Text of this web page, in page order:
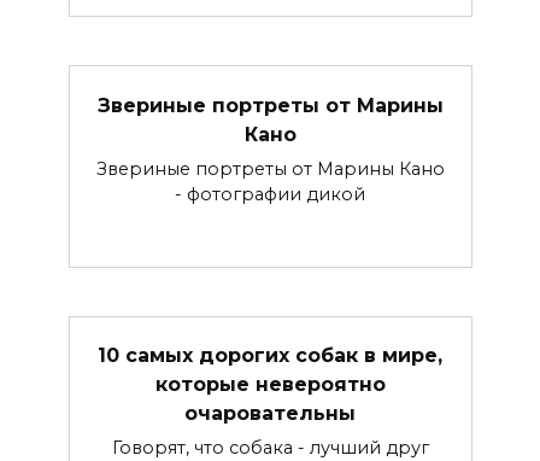
Звериные портреты от Марины
Кано
Звериные портреты от Марины Кано
- фотографии дикой
10 самых дорогих собак в мире,
которые невероятно
очаровательны
Говорят, что собака - лучший друг